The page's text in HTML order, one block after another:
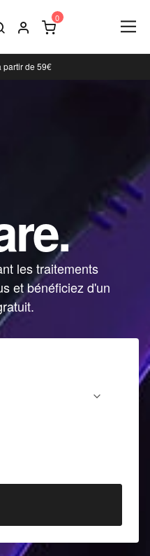
partir de 59€
les traitements
et bénéficiez d'un